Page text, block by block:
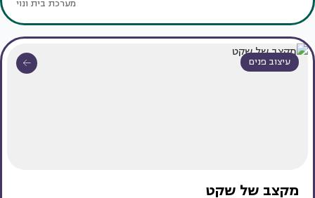
מערכת בית ונוי
עיצוב פנים
מקצב של שקט